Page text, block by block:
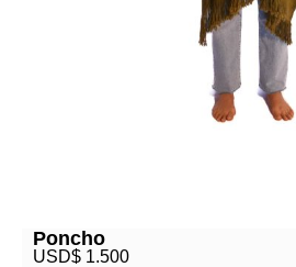
Poncho
USD$ 1.500